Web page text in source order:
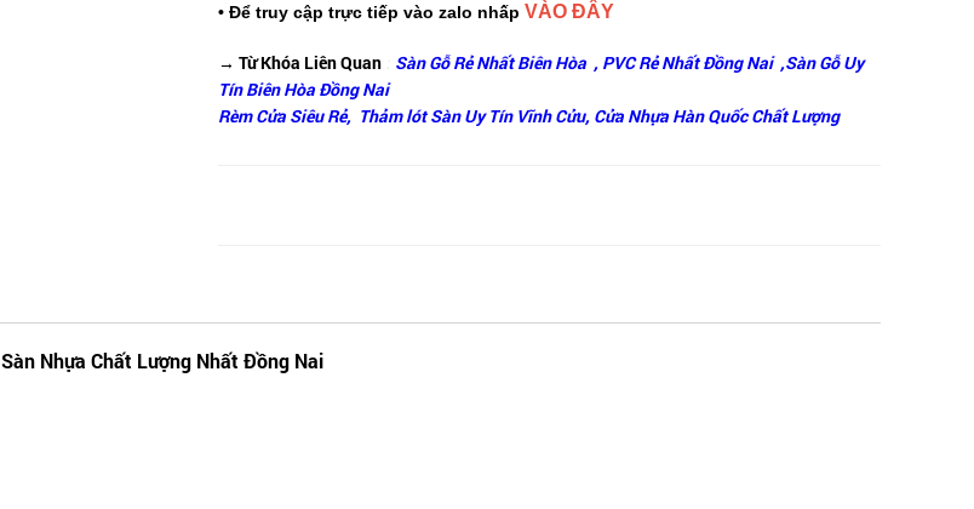
• Để truy cập trực tiếp vào zalo nhấp VÀO ĐÂY
→ Từ Khóa Liên Quan Sàn Gỗ Rẻ Nhất Biên Hòa , PVC Rẻ Nhất Đồng Nai ,Sàn Gỗ Uy
Tín Biên Hòa Đồng Nai
Rèm Cửa Siêu Rẻ, Thảm lót Sàn Uy Tín Vĩnh Cửu, Cửa Nhựa Hàn Quốc Chất Lượng
Sàn Nhựa Chất Lượng Nhất Đồng Nai